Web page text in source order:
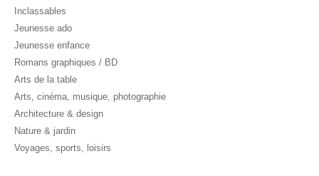
Inclassables
Jeunesse ado
Jeunesse enfance
Romans graphiques / BD
Arts de la table
Arts, cinéma, musique, photographie
Architecture & design
Nature & jardin
Voyages, sports, loisirs